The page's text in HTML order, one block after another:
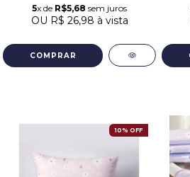
5x de R$5,68 sem juros
OU R$ 26,98 à vista
10% OFF